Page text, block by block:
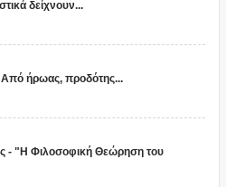
δείχνουν...
ήρωας, προδότης...
- "Η Φιλοσοφική Θεώρηση του